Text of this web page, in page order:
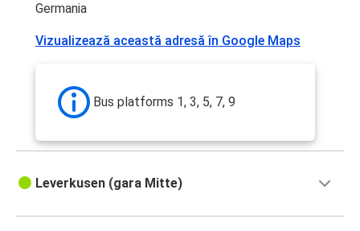
Germania
Vizualizează această adresă în Google Maps
Bus platforms 1, 3, 5, 7, 9
Leverkusen (gara Mitte)